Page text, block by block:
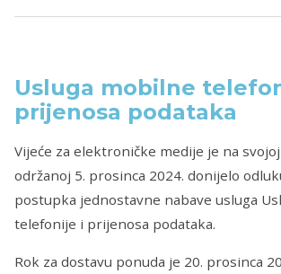
Usluga mobilne
prijenosa podataka
Vijeće za elektroničke medije je na
održanoj 5. prosinca 2024. donijelo
postupka jednostavne nabave usluga
telefonije i prijenosa podataka.
Rok za dostavu ponuda je 20. prosinca